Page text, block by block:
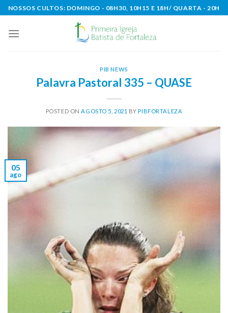
Skip
to
content
NOSSOS CULTOS: DOMINGO - 08H30, 10H15 E 18H/ QUARTA - 20H
PIB NEWS
Palavra Pastoral 335 – QUASE
POSTED ON AGOSTO 5, 2021 BYPIBFORTALEZA
05
ago